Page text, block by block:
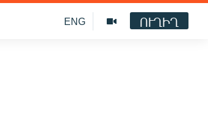
ENG ՈՒՂԻՂ